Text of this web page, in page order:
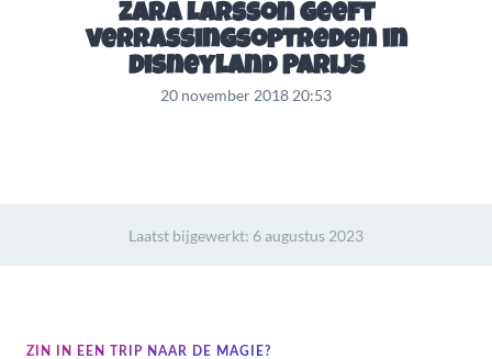
Zara Larsson geeft
verrassingsoptreden in
Disneyland Parijs
20 november 2018 20:53
Laatst bijgewerkt: 6 augustus 2023
ZIN IN EEN TRIP NAAR DE MAGIE?